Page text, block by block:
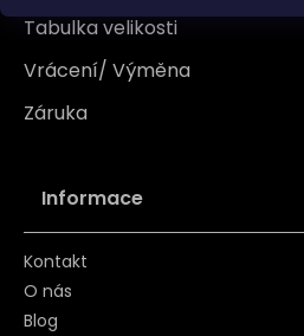
Tabulka velikosti
Vrácení/ Výměna
Záruka
Informace
Kontakt
O nás
Blog